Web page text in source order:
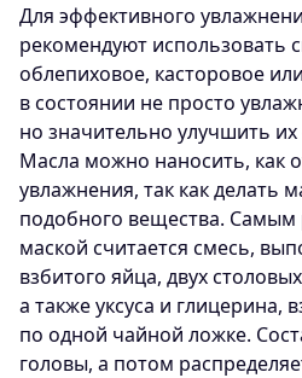
Для эффективного
рекомендуют использовать
облепиховое, касторовое
в состоянии не просто
но значительно улучшить
Масла можно наносить, как
увлажнения, так как делать
подобного вещества. Самым
маской считается смесь,
взбитого яйца, двух
а также уксуса и глицерина,
по одной чайной ложке.
головы, а потом